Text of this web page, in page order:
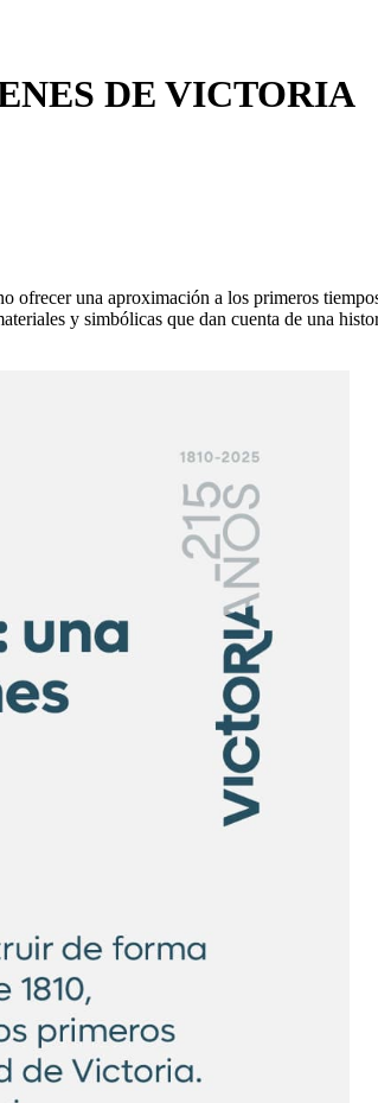
DE VICTORIA
ofrecer una aproximación a los primeros
y simbólicas que dan cuenta de una